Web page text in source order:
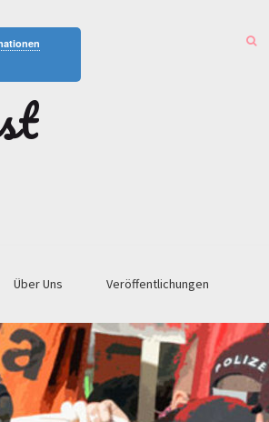
Über Uns Veröffentlichungen